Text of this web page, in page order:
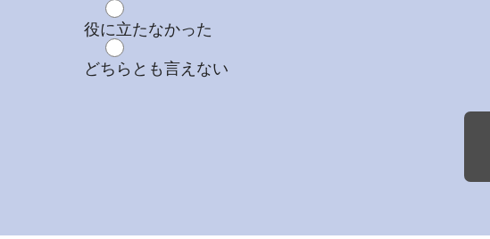
役に立たなかった
どちらとも言えない